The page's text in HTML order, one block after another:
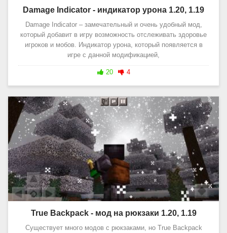
Damage Indicator - индикатор урона 1.20, 1.19
Damage Indicator – замечательный и очень удобный мод,
который добавит в игру возможность отслеживать здоровье
игроков и мобов. Индикатор урона, который появляется в
игре с данной модификацией,
20 4
True Backpack - мод на рюкзаки 1.20, 1.19
Существует много модов с рюкзаками, но True Backpack